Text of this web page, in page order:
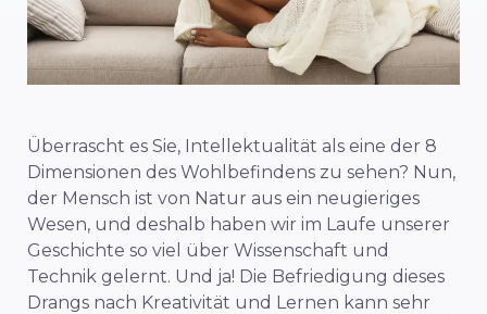
Überrascht es Sie, Intellektualität als eine der 8
Dimensionen des Wohlbefindens zu sehen? Nun,
der Mensch ist von Natur aus ein neugieriges
Wesen, und deshalb haben wir im Laufe unserer
Geschichte so viel über Wissenschaft und
Technik gelernt. Und ja! Die Befriedigung dieses
Drangs nach Kreativität und Lernen kann sehr